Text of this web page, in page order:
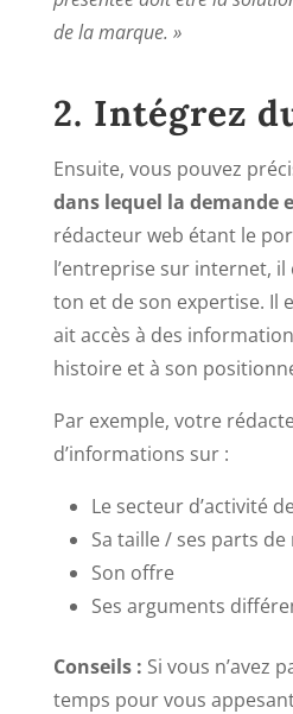
de la marque. »
2. Intégrez
Ensuite, vous pouvez
dans lequel la demande
rédacteur web étant le
l’entreprise sur internet,
ton et de son expertise. Il
ait accès à des
histoire et à son
Par exemple, votre
d’informations sur :
Le secteur d’activité
Sa taille / ses parts
Son offre
Ses arguments
Conseils : Si vous n’avez
temps pour vous